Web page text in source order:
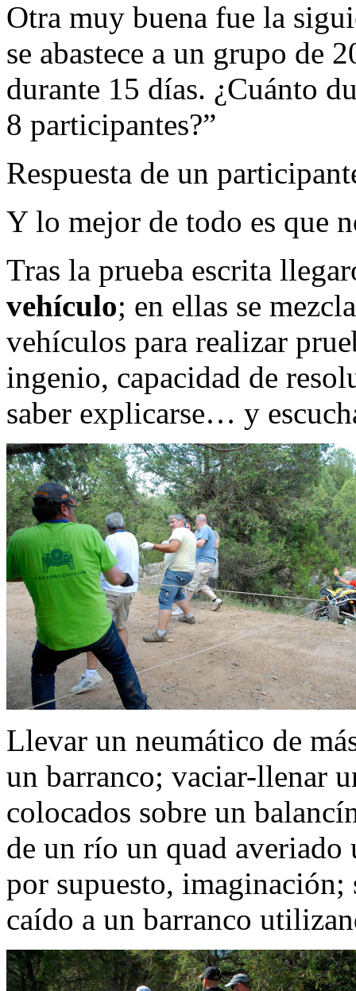
Otra muy buena fue la
se abastece a un grupo de
durante 15 días. ¿Cuánto
8 participantes?”
Respuesta de un
Y lo mejor de todo es que
Tras la prueba escrita
vehículo; en ellas se
vehículos para realizar
ingenio, capacidad de
saber explicarse… y
Llevar un neumático de
un barranco; vaciar-llenar
colocados sobre un
de un río un quad
por supuesto, imaginación;
caído a un barranco